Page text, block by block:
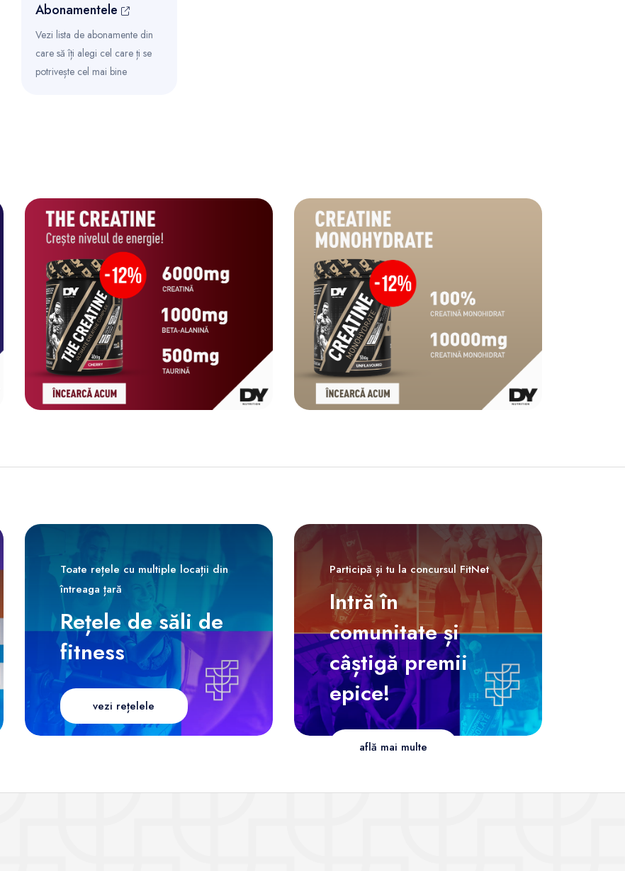
Abonamentele
Vezi lista de abonamente din
care să îți alegi cel care ți se
potrivește cel mai bine
Toate rețele cu multiple locații din
întreaga țară
Rețele de săli de
fitness
vezi rețelele
Participă și tu la concursul FitNet
Intră în
comunitate și
câștigă premii
epice!
află mai multe